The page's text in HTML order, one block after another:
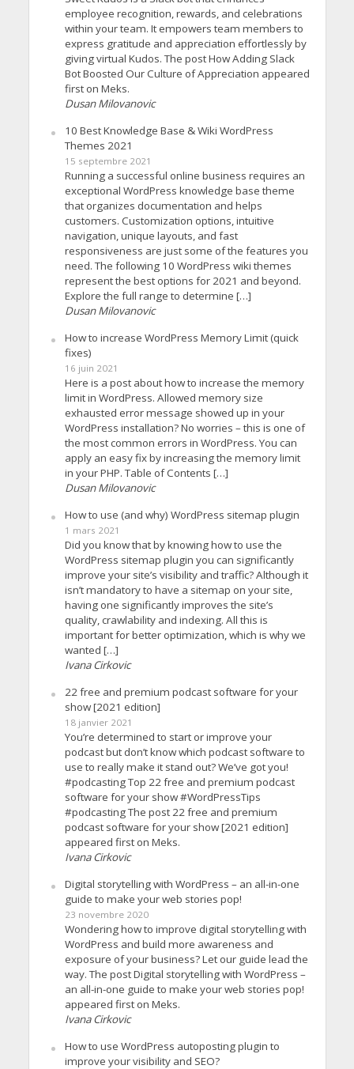
employee recognition, rewards, and celebrations
within your team. It empowers team members to
express gratitude and appreciation effortlessly by
giving virtual Kudos. The post How Adding Slack
Bot Boosted Our Culture of Appreciation appeared
first on Meks.
Dusan Milovanovic
10 Best Knowledge Base & Wiki WordPress
Themes 2021
15 septembre 2021
Running a successful online business requires an
exceptional WordPress knowledge base theme
that organizes documentation and helps
customers. Customization options, intuitive
navigation, unique layouts, and fast
responsiveness are just some of the features you
need. The following 10 WordPress wiki themes
represent the best options for 2021 and beyond.
Explore the full range to determine […]
Dusan Milovanovic
How to increase WordPress Memory Limit (quick
fixes)
16 juin 2021
Here is a post about how to increase the memory
limit in WordPress. Allowed memory size
exhausted error message showed up in your
WordPress installation? No worries – this is one of
the most common errors in WordPress. You can
apply an easy fix by increasing the memory limit
in your PHP. Table of Contents […]
Dusan Milovanovic
How to use (and why) WordPress sitemap plugin
1 mars 2021
Did you know that by knowing how to use the
WordPress sitemap plugin you can significantly
improve your site’s visibility and traffic? Although it
isn’t mandatory to have a sitemap on your site,
having one significantly improves the site’s
quality, crawlability and indexing. All this is
important for better optimization, which is why we
wanted […]
Ivana Cirkovic
22 free and premium podcast software for your
show [2021 edition]
18 janvier 2021
You’re determined to start or improve your
podcast but don’t know which podcast software to
use to really make it stand out? We’ve got you!
#podcasting Top 22 free and premium podcast
software for your show #WordPressTips
#podcasting The post 22 free and premium
podcast software for your show [2021 edition]
appeared first on Meks.
Ivana Cirkovic
Digital storytelling with WordPress – an all-in-one
guide to make your web stories pop!
23 novembre 2020
Wondering how to improve digital storytelling with
WordPress and build more awareness and
exposure of your business? Let our guide lead the
way. The post Digital storytelling with WordPress –
an all-in-one guide to make your web stories pop!
appeared first on Meks.
Ivana Cirkovic
How to use WordPress autoposting plugin to
improve your visibility and SEO?